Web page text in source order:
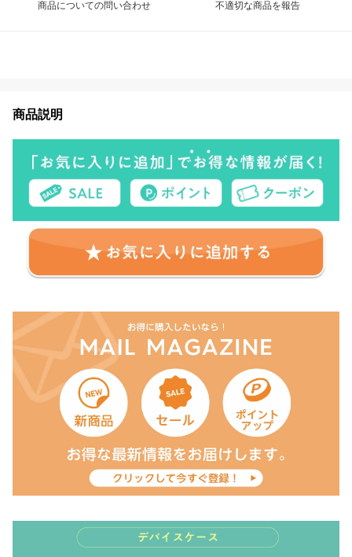
商品についての問い合わせ 不適切な商品を報告
商品説明